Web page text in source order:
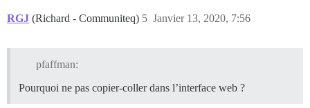
RGJ (Richard - Communiteq) Janvier 13, 2020, 7:56
5
pfaffman:
Pourquoi ne pas copier-coller dans l’interface web ?